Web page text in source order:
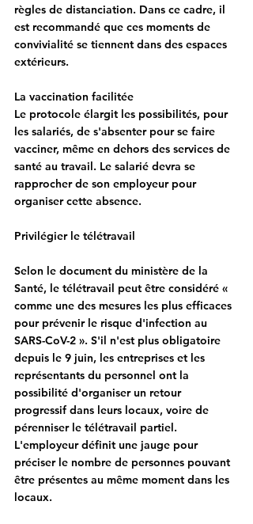
règles de distanciation. Dans ce cadre, il
est recommandé que ces moments de
convivialité se tiennent dans des espaces
extérieurs.
La vaccination facilitée
Le protocole élargit les possibilités, pour
les salariés, de s'absenter pour se faire
vacciner, même en dehors des services de
santé au travail. Le salarié devra se
rapprocher de son employeur pour
organiser cette absence.
Privilégier le télétravail
Selon le document du ministère de la
Santé, le télétravail peut être considéré «
comme une des mesures les plus efficaces
pour prévenir le risque d'infection au
SARS-CoV-2 ». S'il n'est plus obligatoire
depuis le 9 juin, les entreprises et les
représentants du personnel ont la
possibilité d'organiser un retour
progressif dans leurs locaux, voire de
pérenniser le télétravail partiel.
L'employeur définit une jauge pour
préciser le nombre de personnes pouvant
être présentes au même moment dans les
locaux.